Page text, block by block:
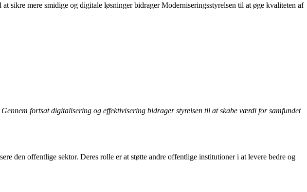
sikre mere smidige og digitale løsninger bidrager Moderniseringsstyrelsen til at øge kvaliteten af
fortsat digitalisering og effektivisering bidrager styrelsen til at skabe værdi for samfundet
den offentlige sektor. Deres rolle er at støtte andre offentlige institutioner i at levere bedre og